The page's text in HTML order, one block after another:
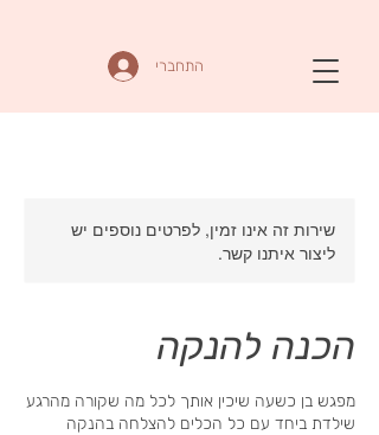
התחברי
שירות זה אינו זמין, לפרטים נוספים יש
ליצור איתנו קשר.
הכנה להנקה
מפגש בן כשעה שיכין אותך לכל מה שקורה מהרגע
שילדת ביחד עם כל הכלים להצלחה בהנקה